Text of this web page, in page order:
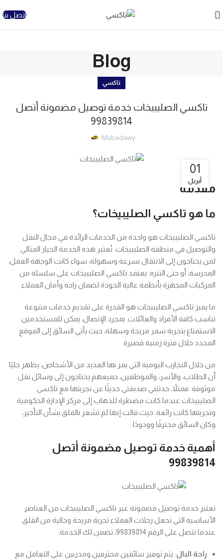
اتصل بنا
Blog
تاكسي
تاكسي الصليبيخات خدمة توصيل مضمونة أتصل
99839814
Mobadawy
01
أبريل
مقدمة
ما هو تاكسي الصليبيخات؟
تاكسي الصليبيخات هو واحدة من الخدمات الرائدة في مجال النقل
والتوصيل في منطقة الصليبيخات. تُعتبر هذه الخدمة الخيار المثالي
لمن يحتاجون إلى الانتقال بسرعة وسهولة، سواء كانت الوجهة العمل،
المدرسة، أو حتى التنزه. يعتمد تاكسي الصليبيخات على سلسلة من
المركبات المجهزة بأنظمة عالية الجودة لضمان راحة وأمان العملاء.
ما يميز تاكسي الصليبيخات هو القدرة على تقديم خدمات متنوعة
تناسب كافة الأفراد والعائلات. بمجرد الإتصال، يمكن للمستخدمين
الاستمتاع بتجربة سفر مريحة وسهلة، حيث يأتي السائق إلى الموقع
المحدد خلال فترة زمنية قصيرة.
من خلال التجارب اليومية التي يمر بها العديد من الأشخاص، يظهر جليًا
أن الطلاب، والأسر، والموظفين، جميعهم يحتاجون إلى وسائل نقل
موثوقة. فمثلاً، حدثتني صديقتي حديثًا عن تجربتها مع تاكسي
الصليبيخات عندما كانت مضطرة للذهاب إلى مركز الإدارة الحكومية
وتجربتها كانت رائعة. حيث قالت إنها لم تشعر بالقلق بشأن التأخير،
وكان السائق محترفًا وودودًا.
أهمية خدمة توصيل مضمونة أتصل
99839814
تعتبر خدمة توصيل مضمونة عبر تاكسي الصليبيخات من العناصر
الأساسية التي تجعل رحلات العملاء تجربة مريحة وخالية من القلق.
عندما تتصل على الرقم 99839814، تضمن لك الخدمة:
راحة البال: يتم توفير سائقين محترفين ومدربين على التعامل مع